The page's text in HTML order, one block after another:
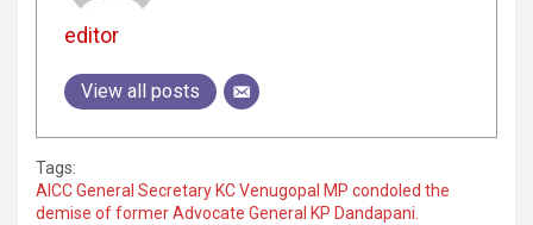
editor
View all posts
Tags:
AICC General Secretary KC Venugopal MP condoled the
demise of former Advocate General KP Dandapani.